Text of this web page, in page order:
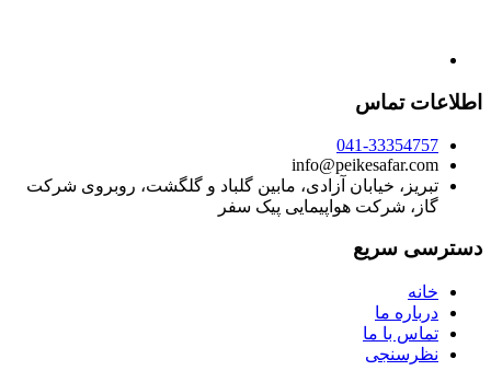
اطلاعات تماس
041-33354757
info@peikesafar.com
تبریز، خیابان آزادی، مابین گلباد و گلگشت، روبروی شرکت
گاز، شرکت هواپیمایی پیک سفر
دسترسی سریع
خانه
درباره ما
تماس با ما
نظرسنجی